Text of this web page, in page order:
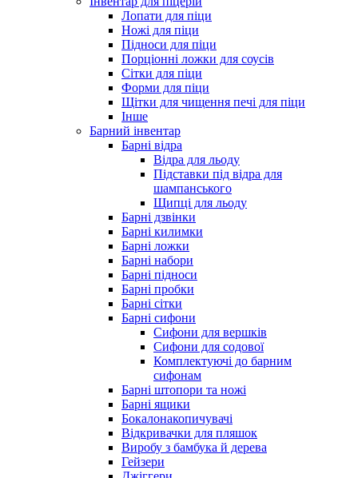
Лопати для піци
Ножі для піци
Підноси для піци
Порціонні ложки для соусів
Сітки для піци
Форми для піци
Щітки для чищення печі для піци
Інше
Барний інвентар
Барні відра
Відра для льоду
Підставки під відра для
шампанського
Щипці для льоду
Барні дзвінки
Барні килимки
Барні ложки
Барні набори
Барні підноси
Барні пробки
Барні сітки
Барні сифони
Сифони для вершків
Сифони для содової
Комплектуючі до барним
сифонам
Барні штопори та ножі
Барні ящики
Бокалонакопичувачі
Відкривачки для пляшок
Виробу з бамбука й дерева
Гейзери